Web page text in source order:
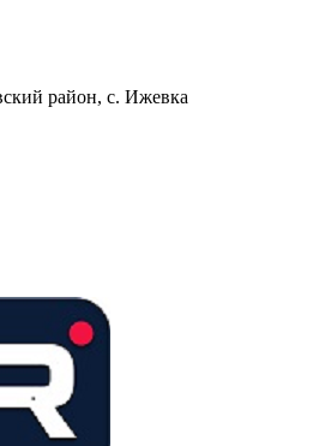
район, с. Ижевка